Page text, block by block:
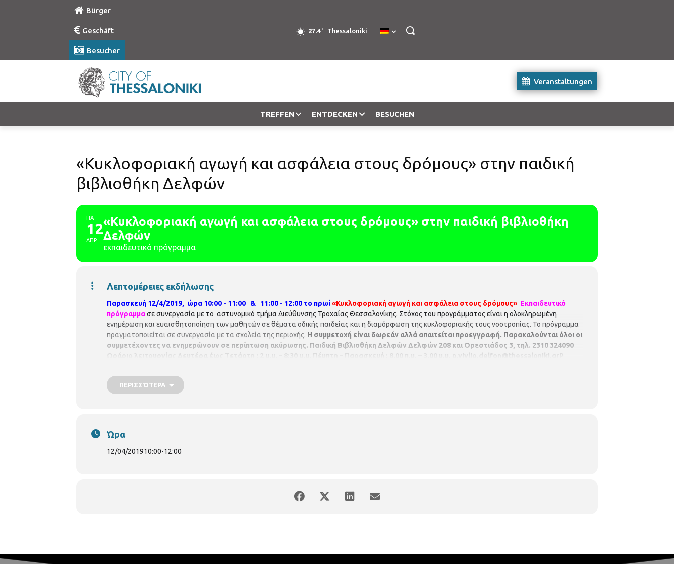
Bürger
Geschäft
Besucher
27.4 C Thessaloniki
Veranstaltungen
TREFFEN ENTDECKEN BESUCHEN
«Κυκλοφοριακή αγωγή και ασφάλεια στους δρόμους» στην παιδική
βιβλιοθήκη Δελφών
ΠΑ
12
ΑΠΡ
«Κυκλοφοριακή αγωγή και ασφάλεια στους δρόμους» στην παιδική βιβλιοθήκη
Δελφών
εκπαιδευτικό πρόγραμμα
Λεπτομέρειες εκδήλωσης
Παρασκευή 12/4/2019, ώρα 10:00 - 11:00 & 11:00 - 12:00 το πρωί«Κυκλοφοριακή αγωγή και ασφάλεια στους δρόμους» Εκπαιδευτικό
πρόγραμμασε συνεργασία με το αστυνομικό τμήμα Διεύθυνσης Τροχαίας Θεσσαλονίκης. Στόχος του προγράμματος είναι η ολοκληρωμένη
ενημέρωση και ευαισθητοποίηση των μαθητών σε θέματα οδικής παιδείας και η διαμόρφωση της κυκλοφοριακής τους νοοτροπίας. Το πρόγραμμα
πραγματοποιείται σε συνεργασία με τα σχολεία της περιοχής. Η συμμετοχή είναι δωρεάν αλλά απαιτείται προεγγραφή. Παρακαλούνται όλοι οι
συμμετέχοντες να ενημερώνουν σε περίπτωση ακύρωσης. Παιδική Βιβλιοθήκη Δελφών Δελφών 208 και Ορεστιάδος 3, τηλ. 2310 324090
Ωράριο λειτουργίας
Δευτέρα έως Tετάρτη : 2 μ.μ. – 8:30 μ.μ. Πέμπτη – Παρασκευή : 8.00 π.μ. – 3.00 μ.μ. p.vivlio.delfon@thessaloniki.grΡ
ΠΕΡΙΣΣΌΤΕΡΑ
Ώρα
12/04/201910:00-12:00